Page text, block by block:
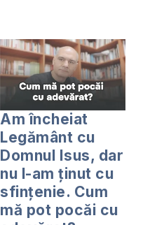
Am încheiat
Legământ cu
Domnul Isus, dar
nu l-am ținut cu
sfințenie. Cum
mă pot pocăi cu